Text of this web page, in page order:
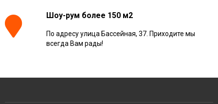
Шоу-рум более 150 м2
По адресу улица Бассейная, 37. Приходите мы
всегда Вам рады!